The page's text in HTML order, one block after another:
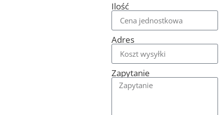
Ilość
Adres
Zapytanie